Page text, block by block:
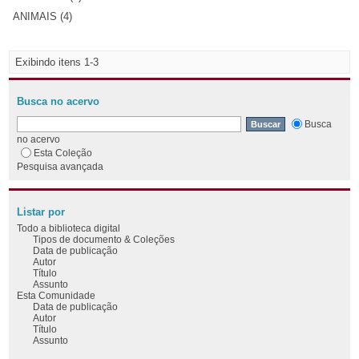
ANIMAIS (4)
Exibindo itens 1-3
Busca no acervo
Busca
no acervo
Esta Coleção
Pesquisa avançada
Listar por
Todo a biblioteca digital
Tipos de documento & Coleções
Data de publicação
Autor
Título
Assunto
Esta Comunidade
Data de publicação
Autor
Título
Assunto